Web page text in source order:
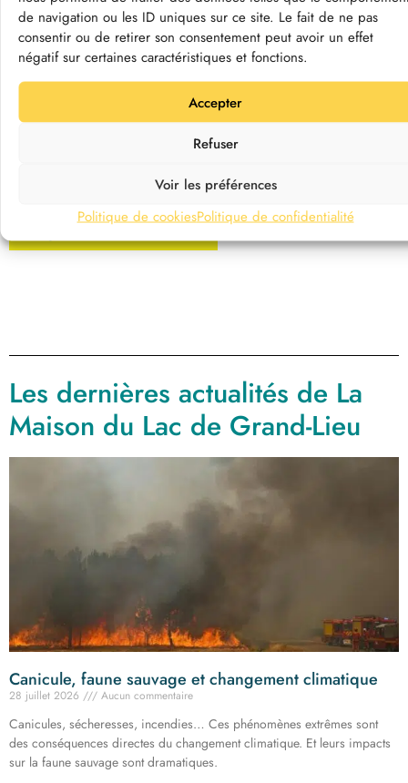
de navigation ou les ID uniques sur ce site. Le fait de ne pas
consentir ou de retirer son consentement peut avoir un effet
négatif sur certaines caractéristiques et fonctions.
Accepter
Refuser
Voir les préférences
Politique de cookiesPolitique de confidentialité
© MDL - J. Jéhanin
Du samedi 19 octobre au dimanche 3 novembre
2024
C’est la visite la plus complète de La Maison du Lac
de Grand-Lieu !Trois étapes de visite, des scénographies
renouvelées, pour découvrir le lac de Grand-Lieu de
Je réserve ma visite
Les dernières actualités de La
Maison du Lac de Grand-Lieu
Canicule, faune sauvage et changement climatique
28 juillet 2026 Aucun commentaire
Canicules, sécheresses, incendies… Ces phénomènes extrêmes sont
des conséquences directes du changement climatique. Et leurs impacts
sur la faune sauvage sont dramatiques.